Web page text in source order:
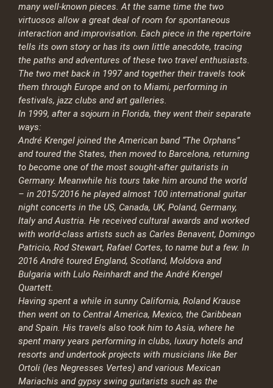
many well-known pieces. At the same time the two
virtuosos allow a great deal of room for spontaneous
interaction and improvisation. Each piece in the repertoire
tells its own story or has its own little anecdote, tracing
the paths and adventures of these two travel enthusiasts.
The two met back in 1997 and together their travels took
them through Europe and on to Miami, performing in
festivals, jazz clubs and art galleries.
In 1999, after a sojourn in Florida, they went their separate
ways:
André Krengel joined the American band “The Orphans”
and toured the States, then moved to Barcelona, returning
to become one of the most sought-after guitarists in
Germany. Meanwhile his tours take him around the world
– in 2015/2016 he played almost 100 international guitar
night concerts in the US, Canada, UK, Poland, Germany,
Italy and Austria. He received cultural awards and worked
with world-class artists such as Carles Benavent, Domingo
Patricio, Rod Stewart, Rafael Cortes, to name but a few. In
2016 André toured England, Scotland, Moldova and
Bulgaria with Lulo Reinhardt and the André Krengel
Quartett.
Having spent a while in sunny California, Roland Krause
then went on to Central America, Mexico, the Caribbean
and Spain. His travels also took him to Asia, where he
spent many years performing in clubs, luxury hotels and
resorts and undertook projects with musicians like Ber
Ortoli (les Negresses Vertes) and various Mexican
Mariachis and gypsy swing guitarists such as the